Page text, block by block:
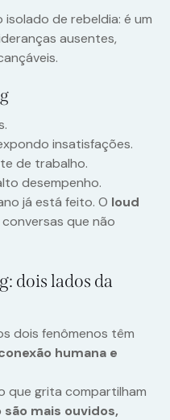
isolado de rebeldia: é um
ausentes,
insatisfações.
de trabalho.
desempenho.
já está feito. O loud
que não
dois lados da
dois fenômenos têm
humana e
que grita compartilham
são mais ouvidos,